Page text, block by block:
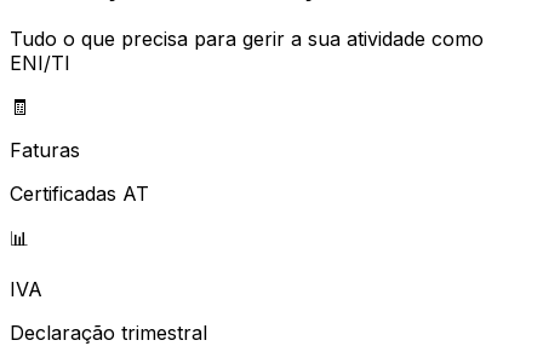
Tudo o que precisa para gerir a sua atividade como
ENI/TI
🧾
Faturas
Certificadas AT
📊
IVA
Declaração trimestral